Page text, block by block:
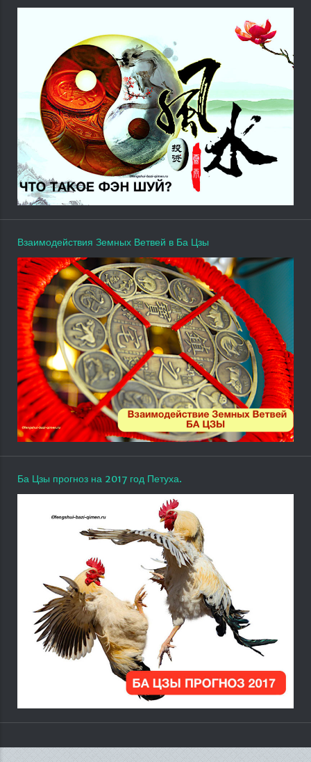
Взаимодействия Земных Ветвей в Ба Цзы
Ба Цзы прогноз на 2017 год Петуха.